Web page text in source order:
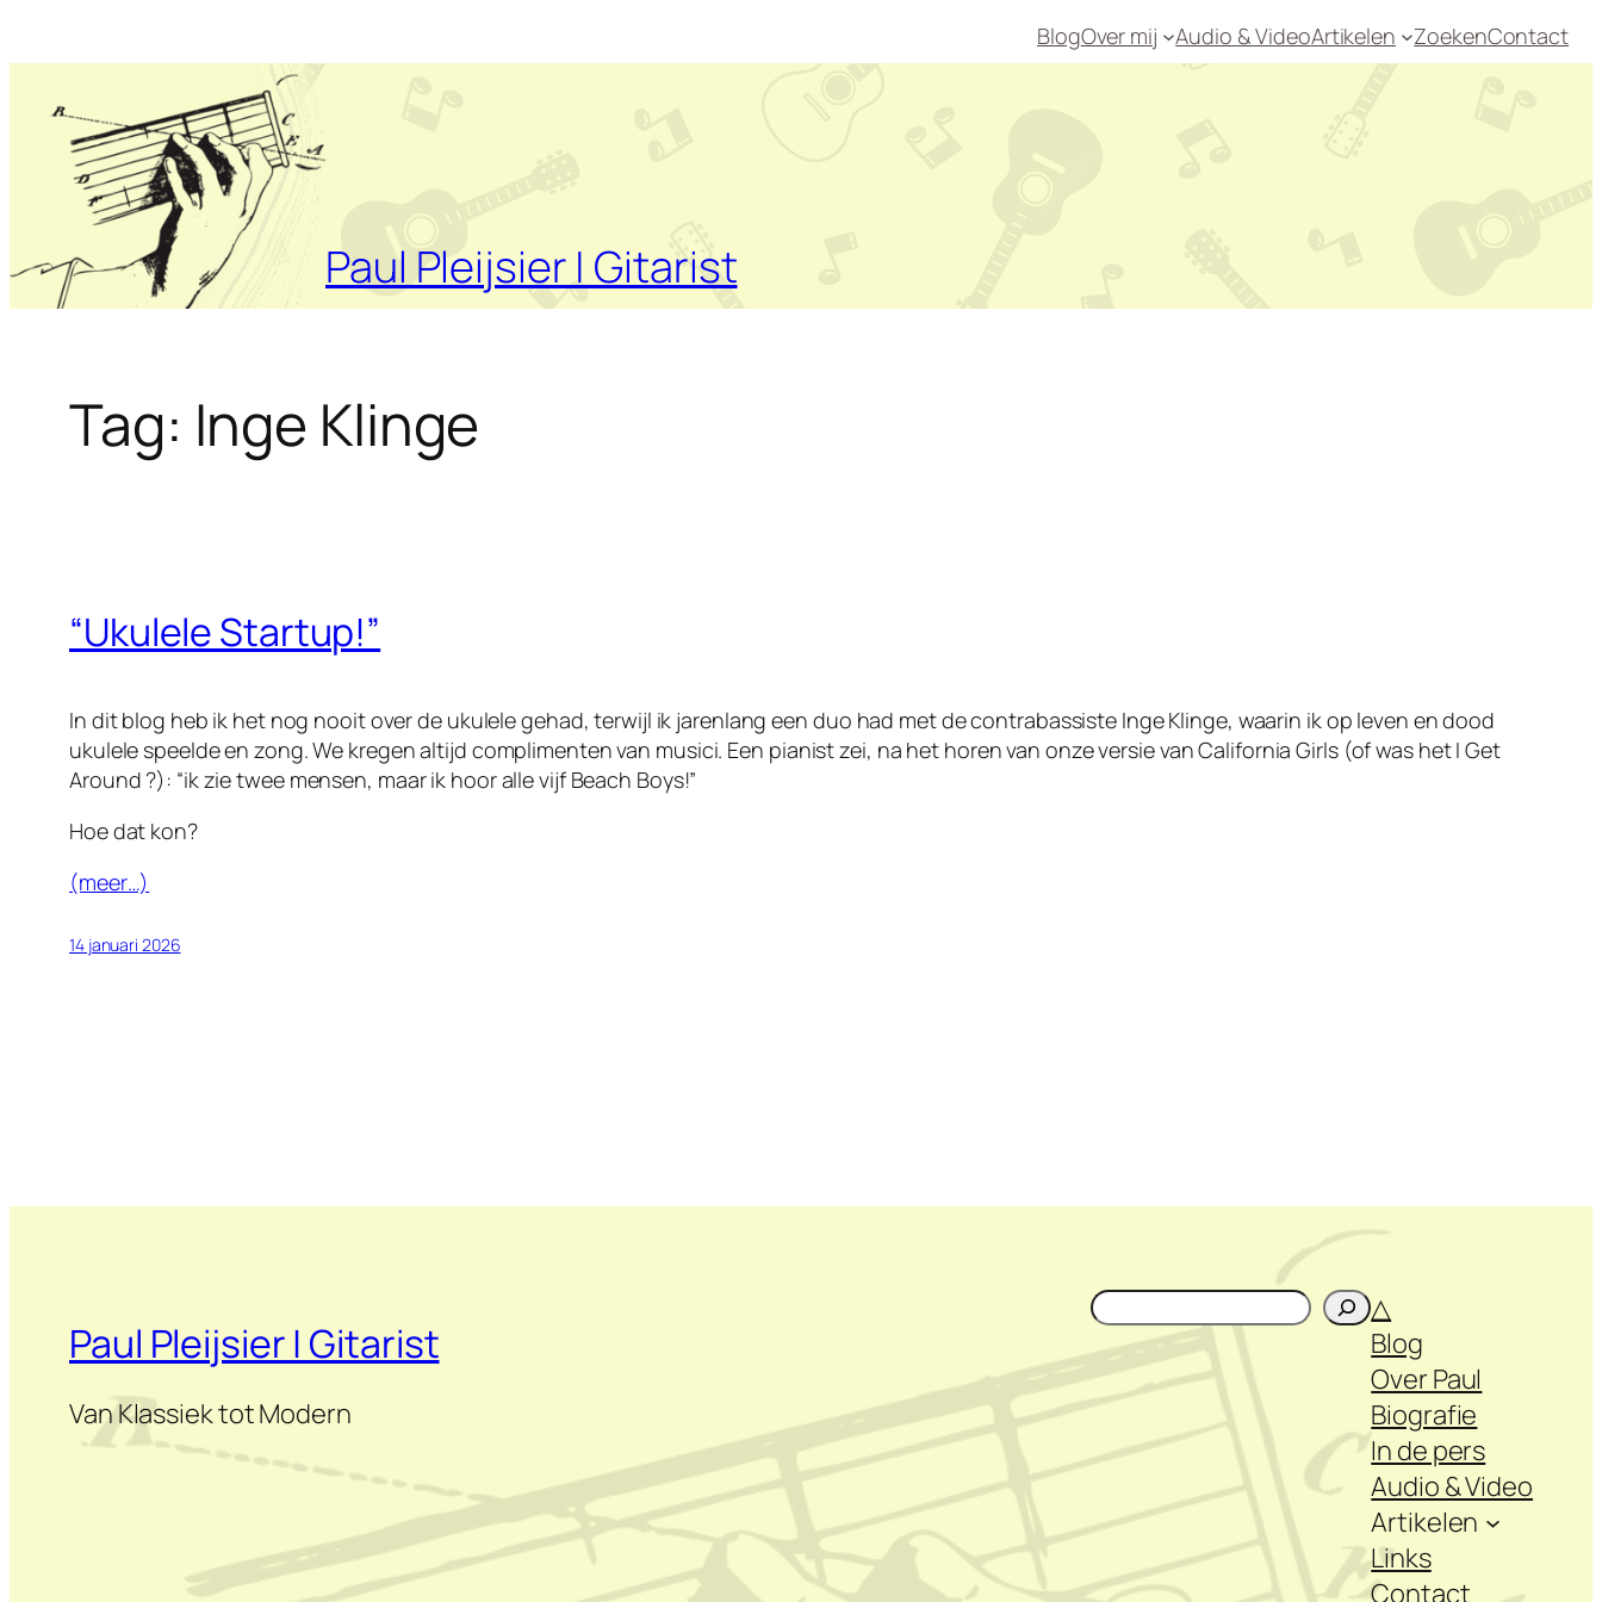
naar
inhoud
BlogOver mij Audio & VideoArtikelen ZoekenContact
Paul Pleijsier | Gitarist
Tag: Inge Klinge
“Ukulele Startup!”
In dit blog heb ik het nog nooit over de ukulele gehad, terwijl ik jarenlang een duo had met de contrabassiste Inge Klinge, waarin ik op leven en dood
ukulele speelde en zong. We kregen altijd complimenten van musici. Een pianist zei, na het horen van onze versie vanCalifornia Girls(of was hetIGet
Around ?): “ik zie twee mensen, maar ik hoor alle vijf Beach Boys!”
Hoe dat kon?
(meer…)
14 januari 2026
Paul Pleijsier | Gitarist
Van Klassiek tot Modern
Zoeken
△
Blog
Over Paul
Biografie
In de pers
Audio & Video
Artikelen
Links
Contact